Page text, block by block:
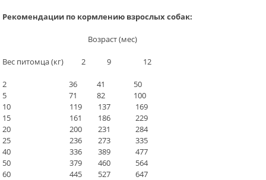
Рекомендации по кормлению взрослых собак:
Возраст (мес)
Вес питомца (кг) 2 9 12
2 36 41 50
5 71 82 100
10 119 137 169
15 161 186 229
20 200 231 284
25 236 273 335
40 336 389 477
50 379 460 564
60 445 527 647